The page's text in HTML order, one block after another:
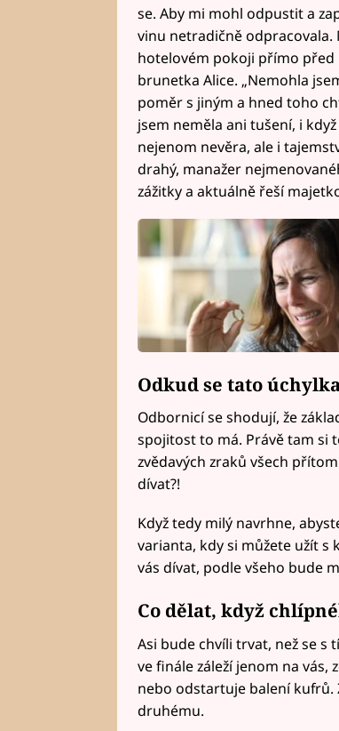
se. Aby mi mohl odpustit a
vinu netradičně odpracovala.
hotelovém pokoji přímo před
brunetka Alice. „Nemohla
poměr s jiným a hned toho
jsem neměla ani tušení, i
nejenom nevěra, ale i
drahý, manažer
zážitky a aktuálně řeší
Odkud se tato
Odbornicí se shodují, že
spojitost to má. Právě tam si
zvědavých zraků všech
dívat?!
Když tedy milý navrhne,
varianta, kdy si můžete užít s
vás dívat, podle všeho bude
Co dělat, když
Asi bude chvíli trvat, než se
ve finále záleží jenom na
nebo odstartuje balení kufrů.
druhému.